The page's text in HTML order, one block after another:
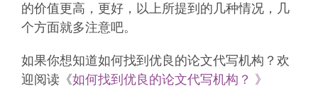
的价值更高，更好，以上所提到的几种情况，几
个方面就多注意吧。
如果你想知道如何找到优良的论文代写机构？欢
迎阅读《如何找到优良的论文代写机构？ 》